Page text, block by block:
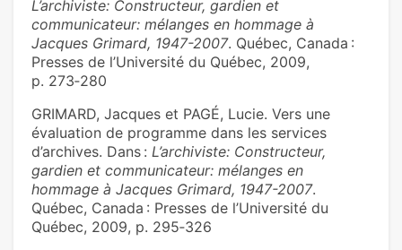
L’archiviste: Constructeur, gardien et
communicateur: mélanges en hommage à
Jacques Grimard, 1947-2007. Québec, Canada :
Presses de l’Université du Québec, 2009,
p. 273‑280
GRIMARD, Jacques et PAGÉ, Lucie. Vers une
évaluation de programme dans les services
d’archives. Dans : L’archiviste: Constructeur,
gardien et communicateur: mélanges en
hommage à Jacques Grimard, 1947-2007.
Québec, Canada : Presses de l’Université du
Québec, 2009, p. 295‑326